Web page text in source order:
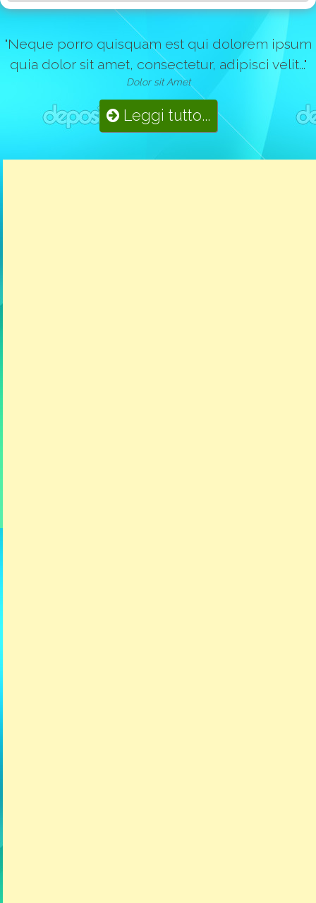
"Neque porro quisquam est qui dolorem ipsum
quia dolor sit amet, consectetur, adipisci velit..."
Dolor sit Amet
Leggi tutto...